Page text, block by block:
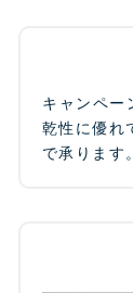
キャンペー
乾性に優れ
で承ります。